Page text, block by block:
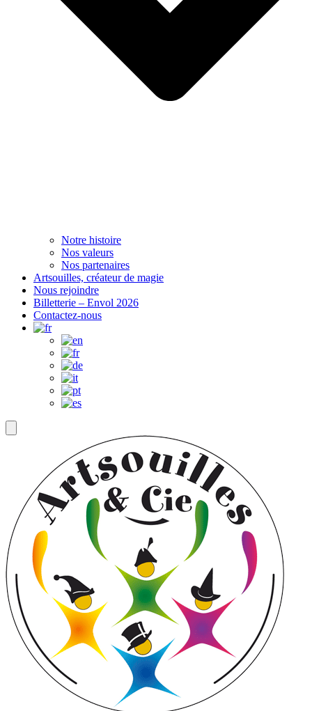
Notre histoire
Nos valeurs
Nos partenaires
Artsouilles, créateur de magie
Nous rejoindre
Billetterie – Envol 2026
Contactez-nous